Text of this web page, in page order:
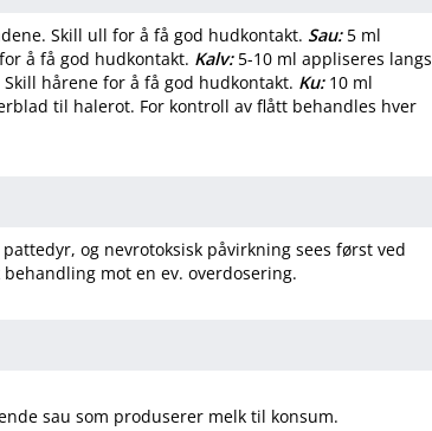
Skill ull for å få god hudkontakt. Sau:5 ml
å få god hudkontakt. Kalv:5-10 ml appliseres langs
hårene for å få god hudkontakt. Ku:10 ml
til halerot. For kontroll av flått behandles hver
og nevrotoksisk påvirkning sees først ved
mot en ev. overdosering.
sau som produserer melk til konsum.